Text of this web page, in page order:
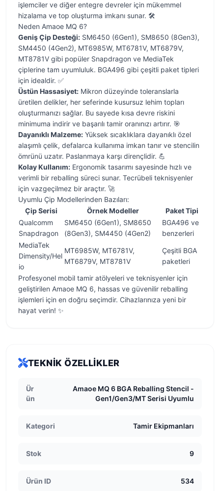
işlemciler ve diğer entegre devreler için mükemmel
hizalama ve top oluşturma imkanı sunar. 🛠️
Neden Amaoe MQ 6?
Geniş Çip Desteği: SM6450 (6Gen1), SM8650 (8Gen3),
SM4450 (4Gen2), MT6985W, MT6781V, MT6879V,
MT8781V gibi popüler Snapdragon ve MediaTek
çiplerine tam uyumluluk. BGA496 gibi çeşitli paket tipleri
için idealdir. ✅
Üstün Hassasiyet: Mikron düzeyinde toleranslarla
üretilen delikler, her seferinde kusursuz lehim topları
oluşturmanızı sağlar. Bu sayede kısa devre riskini
minimuma indirir ve başarılı tamir oranınızı artırır. 🎯
Dayanıklı Malzeme: Yüksek sıcaklıklara dayanıklı özel
alaşımlı çelik, defalarca kullanıma imkan tanır ve stencilin
ömrünü uzatır. Paslanmaya karşı dirençlidir. 💪
Kolay Kullanım: Ergonomik tasarımı sayesinde hızlı ve
verimli bir reballing süreci sunar. Tecrübeli teknisyenler
için vazgeçilmez bir araçtır. 🚀
Uyumlu Çip Modellerinden Bazıları:
Çip Serisi
Örnek Modeller
Paket Tipi
Qualcomm
Snapdragon
SM6450 (6Gen1), SM8650
(8Gen3), SM4450 (4Gen2)
BGA496 ve
benzerleri
MediaTek
Dimensity/Hel
io
MT6985W, MT6781V,
MT6879V, MT8781V
Çeşitli BGA
paketleri
Profesyonel mobil tamir atölyeleri ve teknisyenler için
geliştirilen Amaoe MQ 6, hassas ve güvenilir reballing
işlemleri için en doğru seçimdir. Cihazlarınıza yeni bir
hayat verin! ✨
TEKNIK ÖZELLIKLER
Ür
ün
Amaoe MQ 6 BGA Reballing Stencil -
Gen1/Gen3/MT Serisi Uyumlu
Kategori Tamir Ekipmanları
Stok 9
Ürün ID 534